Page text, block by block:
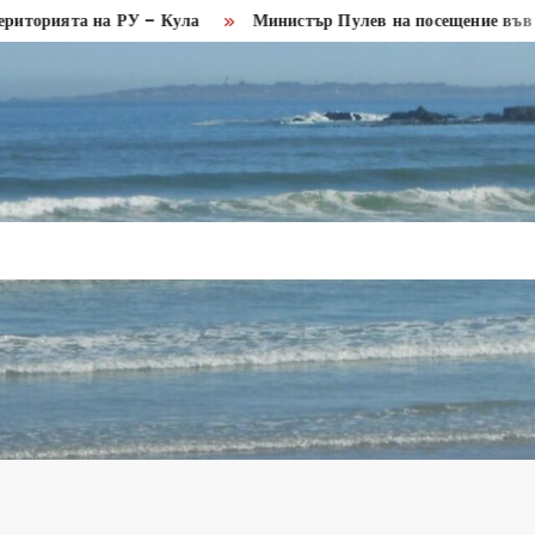
на РУ – Кула Министър Пулев на посещение във Видин